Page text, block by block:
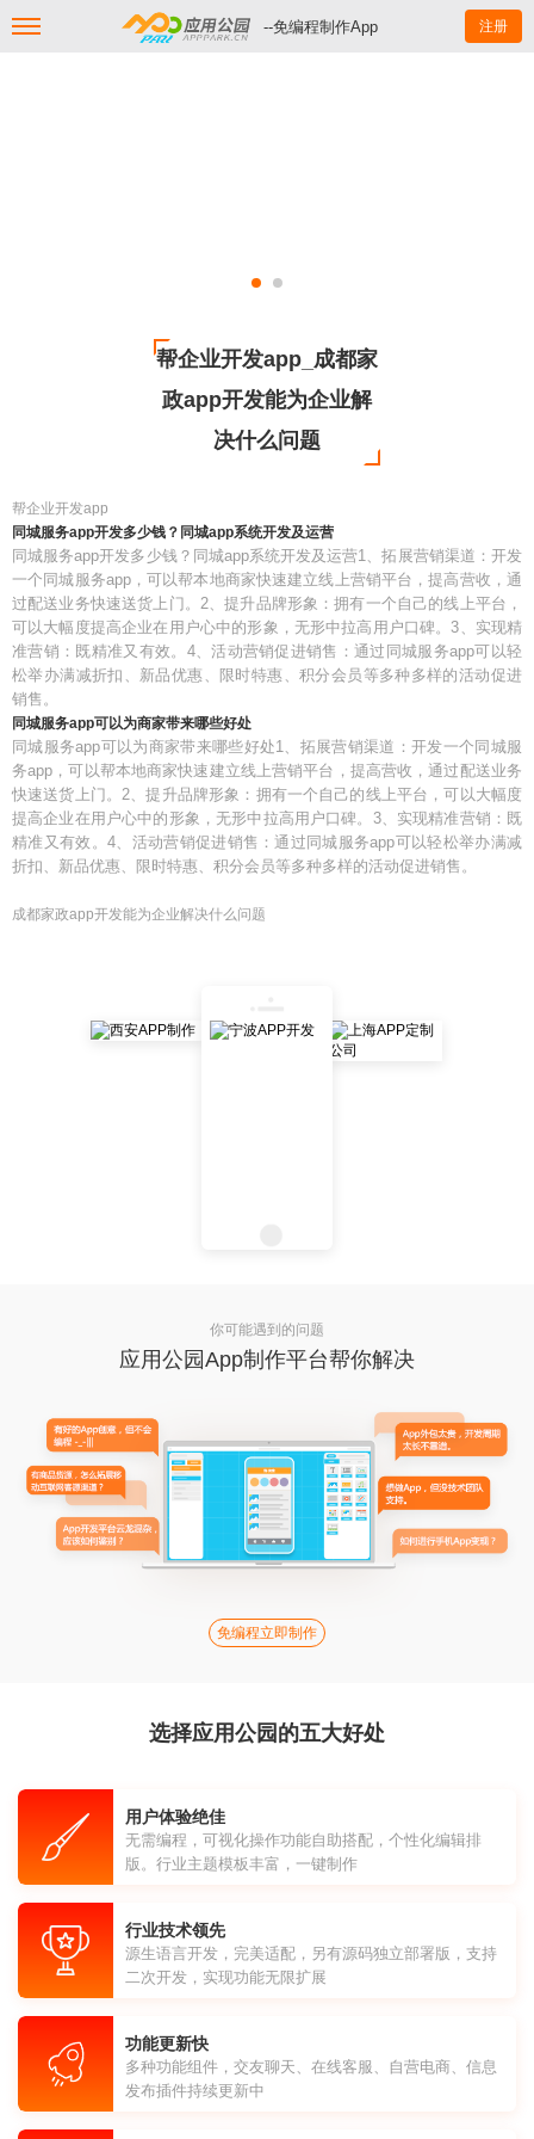
--免编程制作App 注册
帮企业开发app_成都家
政app开发能为企业解
决什么问题
帮企业开发app
同城服务app开发多少钱？同城app系统开发及运营
同城服务app开发多少钱？同城app系统开发及运营1、拓展营销渠道：开发
一个同城服务app，可以帮本地商家快速建立线上营销平台，提高营收，通
过配送业务快速送货上门。2、提升品牌形象：拥有一个自己的线上平台，
可以大幅度提高企业在用户心中的形象，无形中拉高用户口碑。3、实现精
准营销：既精准又有效。4、活动营销促进销售：通过同城服务app可以轻
松举办满减折扣、新品优惠、限时特惠、积分会员等多种多样的活动促进
销售。
同城服务app可以为商家带来哪些好处
同城服务app可以为商家带来哪些好处1、拓展营销渠道：开发一个同城服
务app，可以帮本地商家快速建立线上营销平台，提高营收，通过配送业务
快速送货上门。2、提升品牌形象：拥有一个自己的线上平台，可以大幅度
提高企业在用户心中的形象，无形中拉高用户口碑。3、实现精准营销：既
精准又有效。4、活动营销促进销售：通过同城服务app可以轻松举办满减
折扣、新品优惠、限时特惠、积分会员等多种多样的活动促进销售。
成都家政app开发能为企业解决什么问题
你可能遇到的问题
应用公园App制作平台帮你解决
免编程立即制作
选择应用公园的五大好处
用户体验绝佳
无需编程，可视化操作功能自助搭配，个性化编辑排
版。行业主题模板丰富，一键制作
行业技术领先
源生语言开发，完美适配，另有源码独立部署版，支持
二次开发，实现功能无限扩展
功能更新快
多种功能组件，交友聊天、在线客服、自营电商、信息
发布插件持续更新中